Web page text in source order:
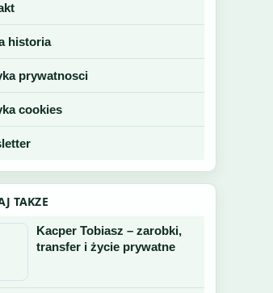
historia
prywatnosci
cookies
TAKZE
Kacper Tobiasz – zarobki,
transfer i życie prywatne